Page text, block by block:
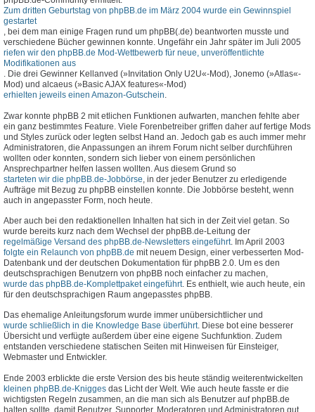
Zum dritten Geburtstag von phpBB.de im März 2004 wurde ein Gewinnspiel
gestartet
, bei dem man einige Fragen rund um phpBB(.de) beantworten musste und
verschiedene Bücher gewinnen konnte. Ungefähr ein Jahr später im Juli 2005
riefen wir den phpBB.de Mod-Wettbewerb für neue, unveröffentlichte
Modifikationen aus
. Die drei Gewinner Kellanved (»Invitation Only U2U«-Mod), Jonemo (»Atlas«-
Mod) und alcaeus (»Basic AJAX features«-Mod)
erhielten jeweils einen Amazon-Gutschein.
Zwar konnte phpBB 2 mit etlichen Funktionen aufwarten, manchen fehlte aber
ein ganz bestimmtes Feature. Viele Forenbetreiber griffen daher auf fertige Mods
und Styles zurück oder legten selbst Hand an. Jedoch gab es auch immer mehr
Administratoren, die Anpassungen an ihrem Forum nicht selber durchführen
wollten oder konnten, sondern sich lieber von einem persönlichen
Ansprechpartner helfen lassen wollten. Aus diesem Grund so
starteten wir die phpBB.de-Jobbörse , in der jeder Benutzer zu erledigende
Aufträge mit Bezug zu phpBB einstellen konnte. Die Jobbörse besteht, wenn
auch in angepasster Form, noch heute.
Aber auch bei den redaktionellen Inhalten hat sich in der Zeit viel getan. So
wurde bereits kurz nach dem Wechsel der phpBB.de-Leitung der
regelmäßige Versand des phpBB.de-Newsletters eingeführt. Im April 2003
folgte ein Relaunch von phpBB.de mit neuem Design, einer verbesserten Mod-
Datenbank und der deutschen Dokumentation für phpBB 2.0. Um es den
deutschsprachigen Benutzern von phpBB noch einfacher zu machen,
wurde das phpBB.de-Komplettpaket eingeführt. Es enthielt, wie auch heute, ein
für den deutschsprachigen Raum angepasstes phpBB.
Das ehemalige Anleitungsforum wurde immer unübersichtlicher und
wurde schließlich in die Knowledge Base überführt. Diese bot eine besserer
Übersicht und verfügte außerdem über eine eigene Suchfunktion. Zudem
entstanden verschiedene statischen Seiten mit Hinweisen für Einsteiger,
Webmaster und Entwickler.
Ende 2003 erblickte die erste Version des bis heute ständig weiterentwickelten
kleinen phpBB.de-Knigges das Licht der Welt. Wie auch heute fasste er die
wichtigsten Regeln zusammen, an die man sich als Benutzer auf phpBB.de
halten sollte, damit Benutzer, Supporter, Moderatoren und Administratoren gut